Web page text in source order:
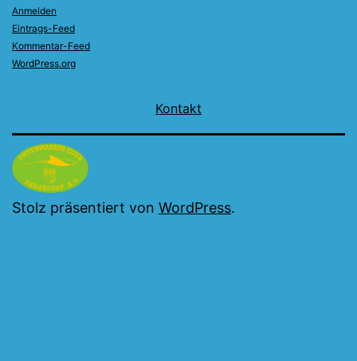
Anmelden
Eintrags-Feed
Kommentar-Feed
WordPress.org
Kontakt
Stolz präsentiert von WordPress.